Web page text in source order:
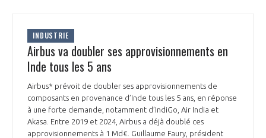
PRENDRE CONTACT AVEC LE MÉDIATEUR DE LA FILIÈRE
COMPÉTITIVITÉ
EMPLOI & FORMATION
ENVIRONNEMENT
LES PUBLICATIONS
DOCUMENTS & BROCHURES
RAPPORTS D'ACTIVITÉS
INDUSTRIE
Airbus va doubler ses approvisionnements en
Inde tous les 5 ans
Airbus* prévoit de doubler ses approvisionnements de
composants en provenance d’Inde tous les 5 ans, en réponse
à une forte demande, notamment d’IndiGo, Air India et
Akasa. Entre 2019 et 2024, Airbus a déjà doublé ces
approvisionnements à 1 Md€. Guillaume Faury, président